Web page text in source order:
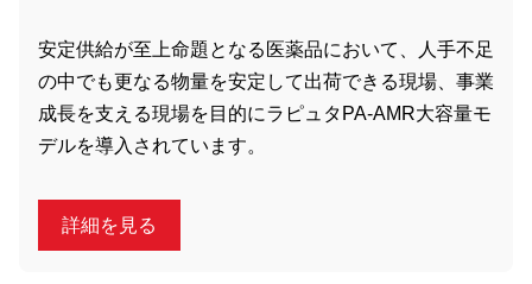
安定供給が至上命題となる医薬品において、人手不足
の中でも更なる物量を安定して出荷できる現場、事業
成長を支える現場を目的にラピュタPA-AMR大容量モ
デルを導入されています。
詳細を見る